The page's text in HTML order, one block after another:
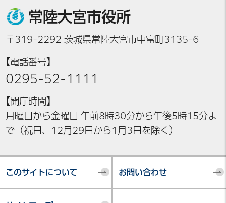
常陸大宮市役所
〒319-2292 茨城県常陸大宮市中富町3135-6
【電話番号】
0295-52-1111
【開庁時間】
月曜日から金曜日 午前8時30分から午後5時15分ま
で（祝日、12月29日から1月3日を除く）
このサイトについて お問い合わせ